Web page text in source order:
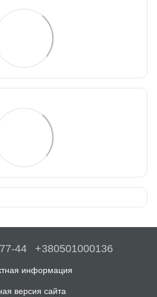
44 +380501000136
информация
версия сайта